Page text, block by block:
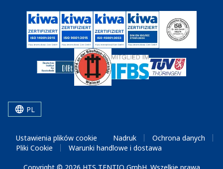
PL
Ustawienia plików cookie Nadruk
Ochrona danych
Pliki Cookie
Warunki handlowe i dostawa